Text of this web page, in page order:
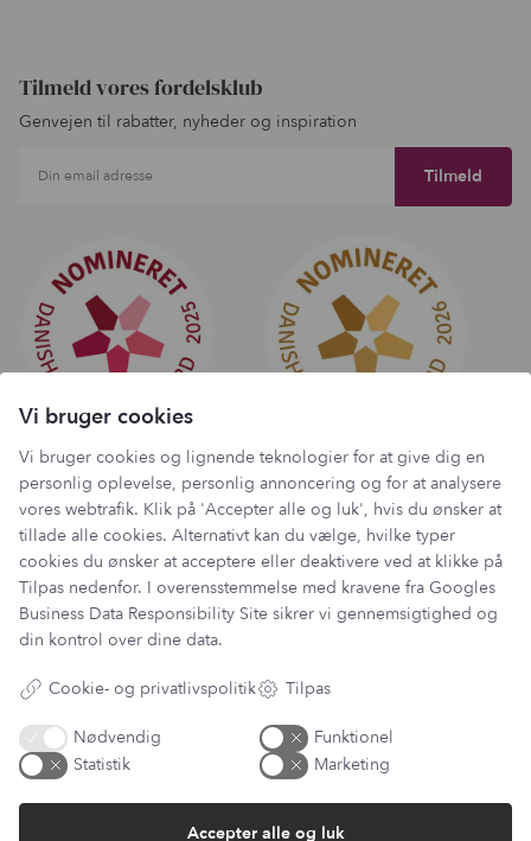
Har du et spørgsmål?
Du kan kontakte vores kundeservice på:
kundeservice@lantzcph.com
Mandag, Onsdag & Fredag: 09.00 – 14.00
+45 60 13 27 49
Tilmeld vores fordelsklub
Genvejen til rabatter, nyheder og inspiration
Din email adresse
Vi bruger cookies
Vi bruger cookies og lignende teknologier for at give dig en
personlig oplevelse, personlig annoncering og for at analysere
vores webtrafik. Klik på 'Accepter alle og luk', hvis du ønsker at
tillade alle cookies. Alternativt kan du vælge, hvilke typer
cookies du ønsker at acceptere eller deaktivere ved at klikke på
Tilpas nedenfor. I overensstemmelse med kravene fra Googles
Business Data Responsibility Site sikrer vi gennemsigtighed og
din kontrol over dine data.
Cookie- og privatlivspolitik Tilpas
Nødvendig
Funktionel
Statistik
Marketing
Accepter alle og luk